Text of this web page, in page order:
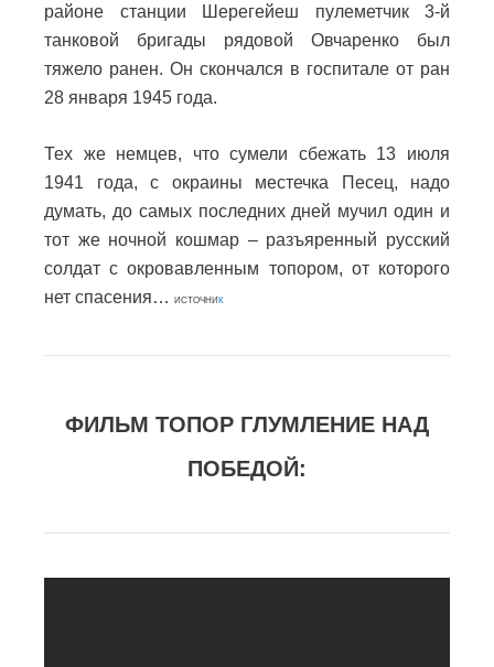
районе станции Шерегейеш пулеметчик 3-й
танковой бригады рядовой Овчаренко был
тяжело ранен. Он скончался в госпитале от ран
28 января 1945 года.
Тех же немцев, что сумели сбежать 13 июля
1941 года, с окраины местечка Песец, надо
думать, до самых последних дней мучил один и
тот же ночной кошмар – разъяренный русский
солдат с окровавленным топором, от которого
нет спасения…
ИСТОЧНИ К
ФИЛЬМ ТОПОР ГЛУМЛЕНИЕ НАД
ПОБЕДОЙ: